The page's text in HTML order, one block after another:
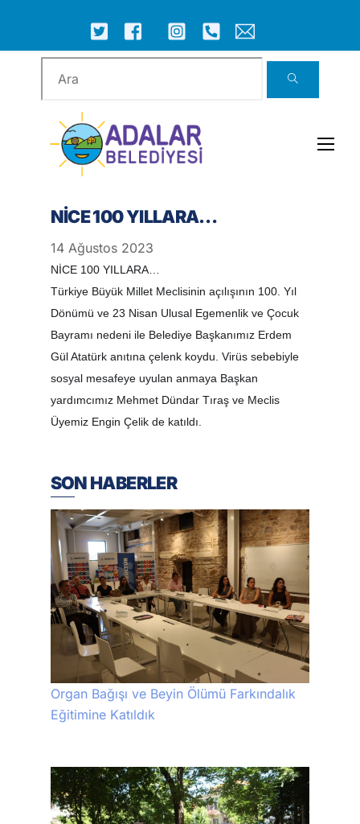
content
ICON
LABEL
ICON
LABEL
ICON
ICON
LABEL
ICON
LABEL
ICON
LABEL
NİCE 100 YILLARA…
14 Ağustos 2023
NİCE 100 YILLARA…
Türkiye Büyük Millet Meclisinin açılışının 100. Yıl
Dönümü ve 23 Nisan Ulusal Egemenlik ve Çocuk
Bayramı nedeni ile Belediye Başkanımız Erdem
Gül Atatürk anıtına çelenk koydu. Virüs sebebiyle
sosyal mesafeye uyulan anmaya Başkan
yardımcımız Mehmet Dündar Tıraş ve Meclis
Üyemiz Engin Çelik de katıldı.
SON HABERLER
Organ Bağışı ve Beyin Ölümü Farkındalık
Eğitimine Katıldık